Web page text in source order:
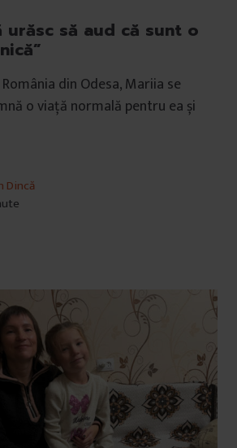
urăsc să aud că sunt o
din Odesa, Mariia se
o viață normală pentru ea și
Dincă